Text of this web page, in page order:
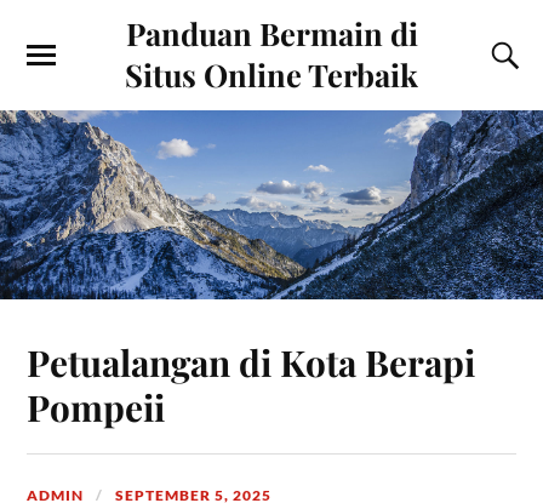
Panduan Bermain di
Situs Online Terbaik
Petualangan di Kota Berapi
Pompeii
ADMIN SEPTEMBER 5, 2025